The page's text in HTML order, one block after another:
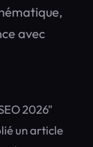
avec
2026"
un article